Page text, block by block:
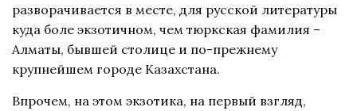
разворачивается в месте, для русской литературы
куда боле экзотичном, чем тюркская фамилия –
Алматы, бывшей столице и по-прежнему
крупнейшем городе Казахстана.
Впрочем, на этом экзотика, на первый взгляд,